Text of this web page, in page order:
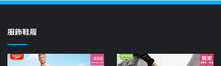
服飾鞋履